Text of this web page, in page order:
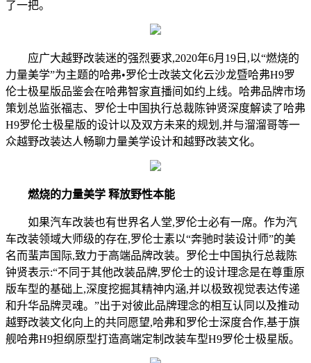
了一把。
应广大越野改装迷的强烈要求,2020年6月19日,以“燃烧的
力量美学”为主题的哈弗•罗伦士改装文化云沙龙暨哈弗H9罗
伦士极星版品鉴会在哈弗智家直播间如约上线。哈弗品牌市场
策划总监张福志、罗伦士中国执行总裁陈钟贤深度解读了哈弗
H9罗伦士极星版的设计以及双方未来的规划,并与溜溜哥等一
众越野改装达人畅聊力量美学设计和越野改装文化。
燃烧的力量美学 释放野性本能
如果汽车改装也有世界名人堂,罗伦士必有一席。作为汽
车改装领域大师级的存在,罗伦士素以“奔驰时装设计师”的美
名而蜚声国际,致力于高端品牌改装。罗伦士中国执行总裁陈
钟贤表示:“不同于其他改装品牌,罗伦士的设计理念是在尊重原
版车型的基础上,深度挖掘其精神内涵,并以极致视觉表达传递
和升华品牌灵魂。”出于对彼此品牌理念的相互认同以及推动
越野改装文化向上的共同愿望,哈弗和罗伦士深度合作,基于旗
舰哈弗H9担纲原型打造高端定制改装车型H9罗伦士极星版。